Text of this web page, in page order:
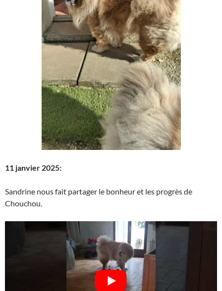
11 janvier 2025:
Sandrine nous fait partager le bonheur et les progrès de
Chouchou.